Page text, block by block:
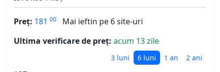
Preț: 181 00
Mai ieftin pe 6 site-uri
Ultima verificare de preț: acum 13 zile
3 luni 6 luni 1 an 2 ani